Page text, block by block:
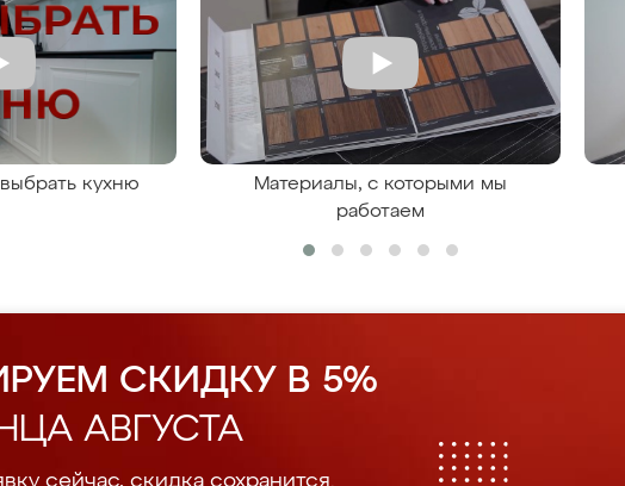
кухню
Материалы, с которыми мы
работаем
СКИДКУ В 5%
АВГУСТА
сейчас, скидка сохранится.